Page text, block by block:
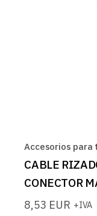
Accesorios para
CABLE
CONECTOR
8,53 EUR +IVA